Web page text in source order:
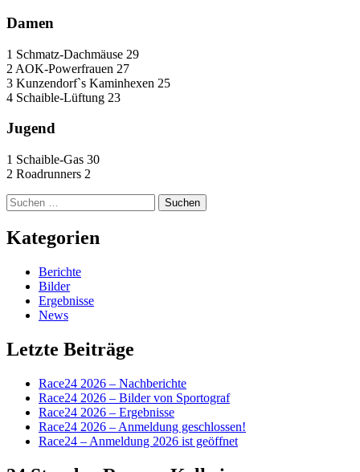
Damen
1 Schmatz-Dachmäuse 29
2 AOK-Powerfrauen 27
3 Kunzendorf`s Kaminhexen 25
4 Schaible-Lüftung 23
Jugend
1 Schaible-Gas 30
2 Roadrunners 2
Suchen
nach:
Kategorien
Berichte
Bilder
Ergebnisse
News
Letzte Beiträge
Race24 2026 – Nachberichte
Race24 2026 – Bilder von Sportograf
Race24 2026 – Ergebnisse
Race24 2026 – Anmeldung geschlossen!
Race24 – Anmeldung 2026 ist geöffnet